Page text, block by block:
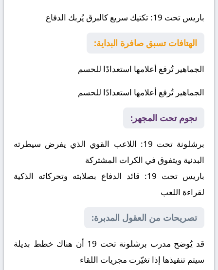
باريس تحت 19 : تكتيك سريع كالبرق يُربك الدفاع
الهتافات تسبق صافرة البداية:
الجماهير تُرفع أعلامها استعدادًا للحسم
الجماهير تُرفع أعلامها استعدادًا للحسم
نجوم تحت المجهر:
برشلونة تحت 19:
اللاعب القوي الذي يفرض سيطرته
البدنية ويتفوق في الكرات المشتركة
باريس تحت 19:
قائد الدفاع بصلابته وتحركاته الذكية
لقراءة اللعب
تصريحات من العقول المدبرة:
قد يُوضح مدرب برشلونة تحت 19 أن هناك خطط بديلة
سيتم تنفيذها إذا تغيّرت مجريات اللقاء